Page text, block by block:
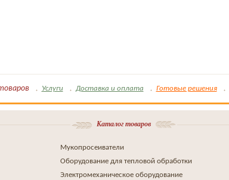
Услуги Доставка и оплата Готовые решения
Каталог товаров
Мукопросеиватели
Оборудование для тепловой обработки
Электромеханическое оборудование